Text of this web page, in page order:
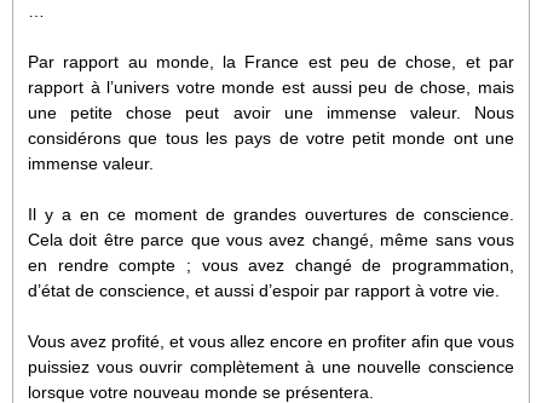
Par rapport au monde, la France est peu de chose, et par
rapport à l’univers votre monde est aussi peu de chose, mais
une petite chose peut avoir une immense valeur. Nous
considérons que tous les pays de votre petit monde ont une
immense valeur.
Il y a en ce moment de grandes ouvertures de conscience.
Cela doit être parce que vous avez changé, même sans vous
en rendre compte ; vous avez changé de programmation,
d’état de conscience, et aussi d’espoir par rapport à votre vie.
Vous avez profité, et vous allez encore en profiter afin que vous
puissiez vous ouvrir complètement à une nouvelle conscience
lorsque votre nouveau monde se présentera.